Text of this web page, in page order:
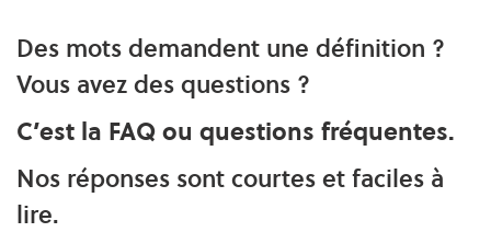
Des mots demandent une définition ?
Vous avez des questions ?
C’est la FAQ ou questions fréquentes.
Nos réponses sont courtes et faciles à
lire.